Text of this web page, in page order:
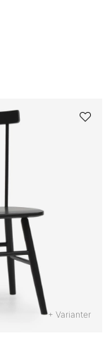
+ Varianter